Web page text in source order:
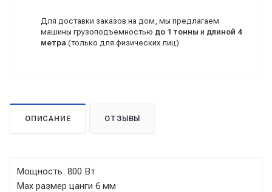
Для доставки заказов на дом, мы предлагаем
машины грузоподъемностью до 1 тонны и длиной 4
метра (только для физических лиц)
ОПИСАНИЕ ОТЗЫВЫ
Мощность 800 Вт
Мах размер цанги 6 мм